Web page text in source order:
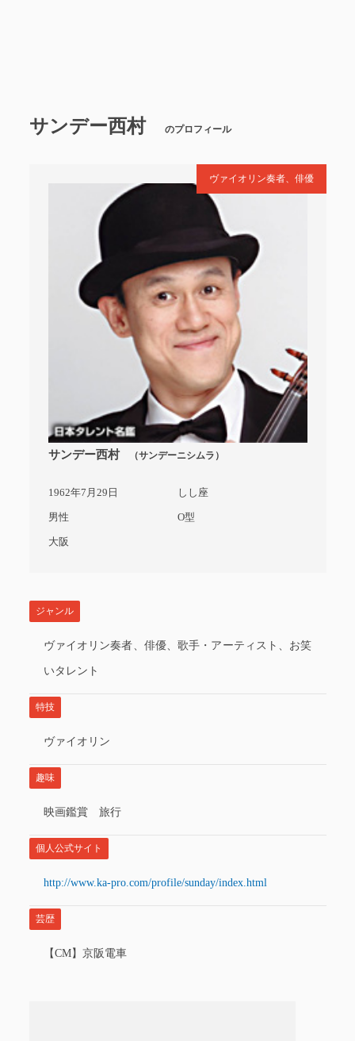
サンデー西村 のプロフィール
ヴァイオリン奏者、俳優
サンデー西村 （サンデーニシムラ）
1962年7月29日 しし座
男性 O型
大阪
ジャンル
ヴァイオリン奏者、俳優、歌手・アーティスト、お笑
いタレント
特技
ヴァイオリン
趣味
映画鑑賞 旅行
個人公式サイト
http://www.ka-pro.com/profile/sunday/index.html
芸歴
【CM】京阪電車